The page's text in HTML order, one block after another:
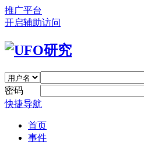
推广平台
开启辅助访问
密码
快捷导航
首页
事件